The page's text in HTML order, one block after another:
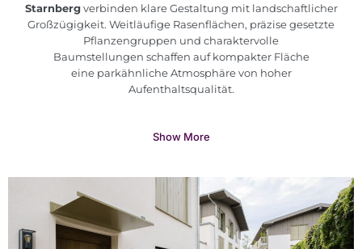
Starnbergverbinden klare Gestaltung mit landschaftlicher
Großzügigkeit. Weitläufige Rasenflächen, präzise gesetzte
Pflanzengruppen und charaktervolle
Baumstellungen schaffen auf kompakter Fläche
eine parkähnliche Atmosphäre von hoher
Aufenthaltsqualität.
Show More